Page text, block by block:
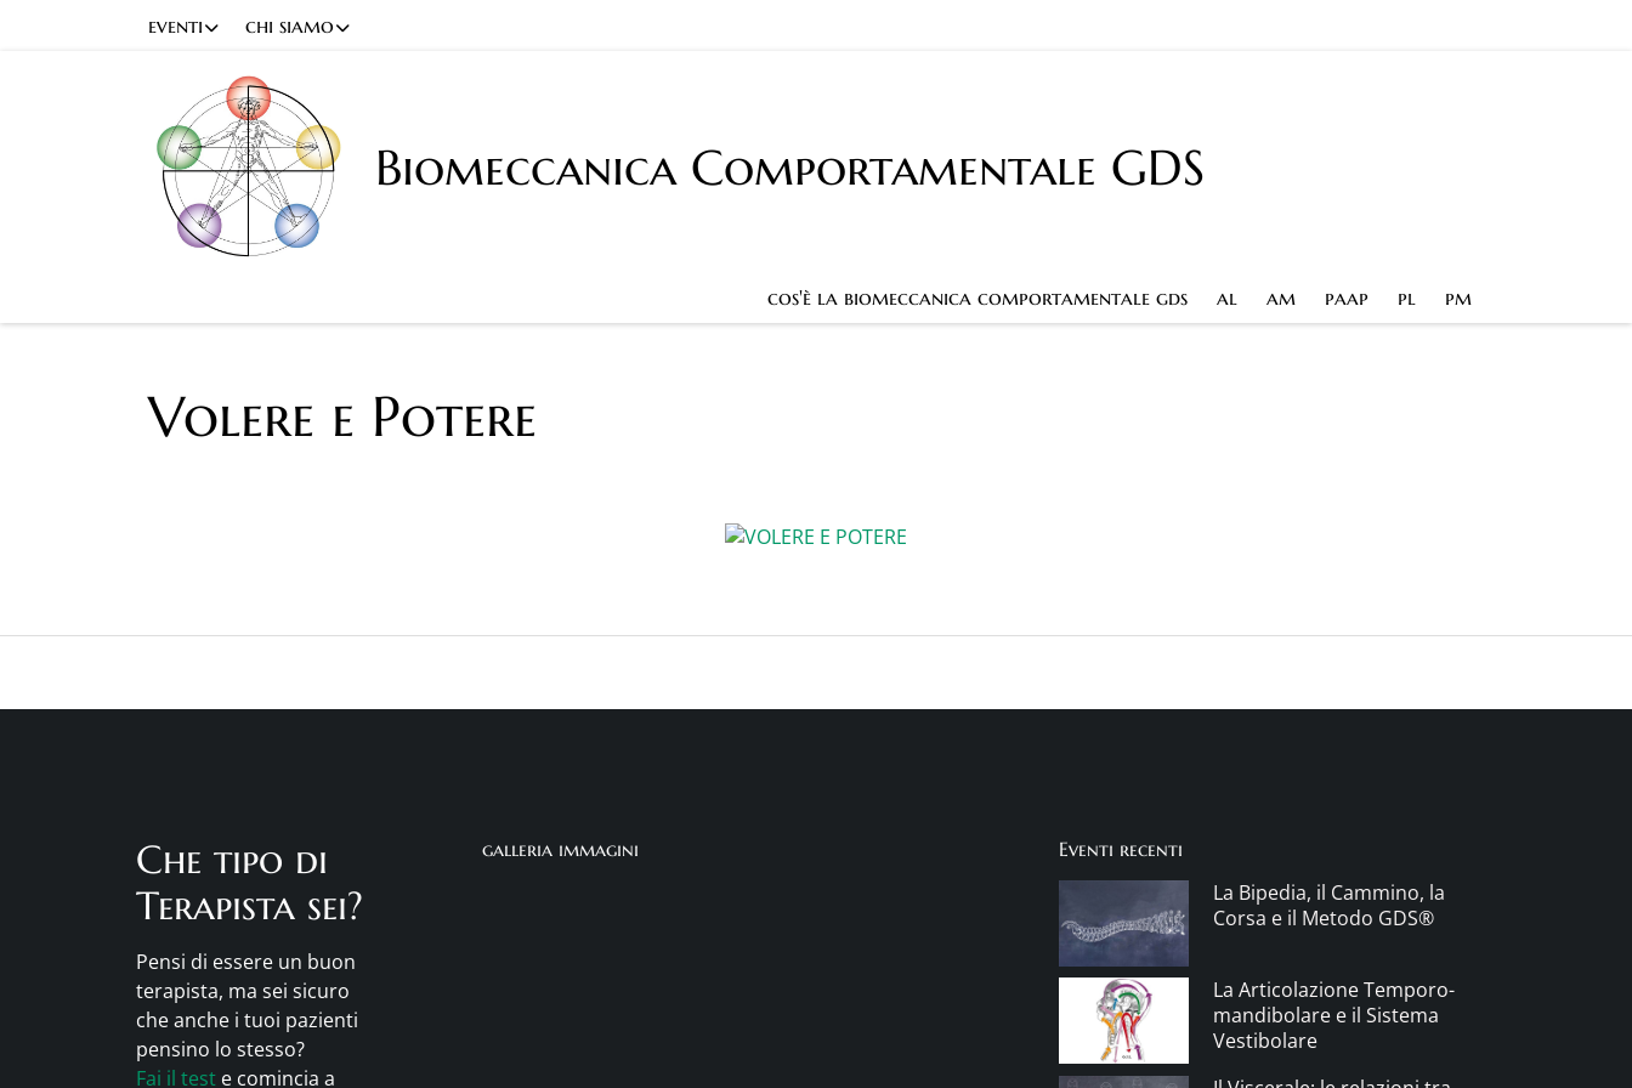
eventi chi siamo
Biomeccanica Comportamentale GDS
cos'è la biomeccanica comportamentale gds al am paap pl pm
Volere e Potere
Che tipo di
Terapista sei?
Pensi di essere un buon
terapista, ma sei sicuro
che anche i tuoi pazienti
pensino lo stesso?
Fai il test e comincia a
galleria immagini Eventi recenti
La Bipedia, il Cammino, la
Corsa e il Metodo GDS®
La Articolazione Temporo-
mandibolare e il Sistema
Vestibolare